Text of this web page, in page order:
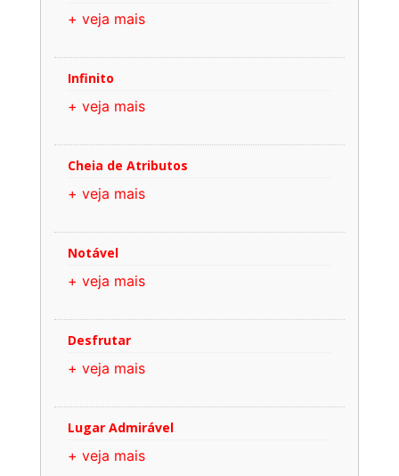
+ veja mais
Infinito
+ veja mais
Cheia de Atributos
+ veja mais
Notável
+ veja mais
Desfrutar
+ veja mais
Lugar Admirável
+ veja mais